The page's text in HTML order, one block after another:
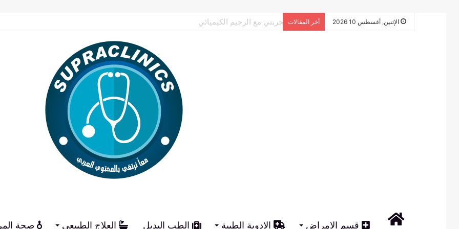
الإثنين, أغسطس 10 2026 أخر المقالات تجربتي مع الرجيم الكيميائي
الرئيسيةقسم الامراض الادوية الطبية الطب البديل العلاج الطبيعي صحة